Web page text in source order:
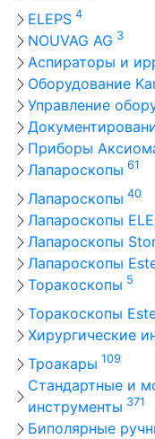
ELEPS 4
NOUVAG AG 3
Аспираторы и
Оборудование
Управление
Приборы
Лапароскопы 61
Лапароскопы 40
Лапароскопы
Лапароскопы
Лапароскопы
Торакоскопы 5
Торакоскопы
Хирургические
Троакары 109
Стандартные и
инструменты 371
Биполярные